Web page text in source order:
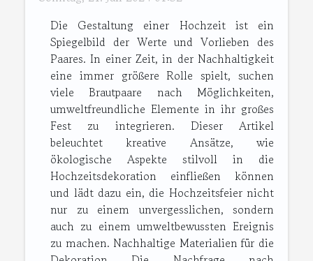
Die Gestaltung einer Hochzeit ist ein
Spiegelbild der Werte und Vorlieben des
Paares. In einer Zeit, in der Nachhaltigkeit
eine immer größere Rolle spielt, suchen
viele Brautpaare nach Möglichkeiten,
umweltfreundliche Elemente in ihr großes
Fest zu integrieren. Dieser Artikel
beleuchtet kreative Ansätze, wie
ökologische Aspekte stilvoll in die
Hochzeitsdekoration einfließen können
und lädt dazu ein, die Hochzeitsfeier nicht
nur zu einem unvergesslichen, sondern
auch zu einem umweltbewussten Ereignis
zu machen. Nachhaltige Materialien für die